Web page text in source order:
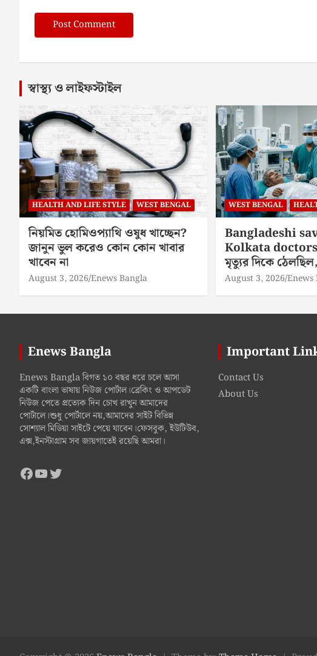
স্বাস্থ্য ও লাইফস্টাইল
HEALTH AND LIFE STYLE WEST BENGAL
নিয়মিত হোমিওপ্যাথি ওষুধ খাচ্ছেন?
জানুন ভুল করেও কোন কোন খাবার
খাবেন না
August 3, 2026 Enews Bangla
WEST BENGAL
Bangladeshi
Kolkata doctors।
মৃত্যুর দিকে
August 3, 2026 Enews
Enews Bangla
Enews Bangla বিগত ১০ বছর ধরে চলে আসা
একটি বাংলা ভাষায় নিউজ পোর্টাল।ব্রেকিং ও আপডেট
নিউজ পেতে প্রত্যেক দিন চোখ রাখুন আমাদের
পোর্টালে।শুধু পোর্টালে নয়,আমাদের সাইট বিভিন্ন
সোশ্যাল মিডিয়া সাইটে পেয়ে যাবেন।ফেসবুক, ইউটিউব,
এক্স,ইনস্টাগ্রাম সব জায়গাতেই রয়েছি আমরা।
Facebook
YouTube
Twitter
Important
Contact Us
About Us